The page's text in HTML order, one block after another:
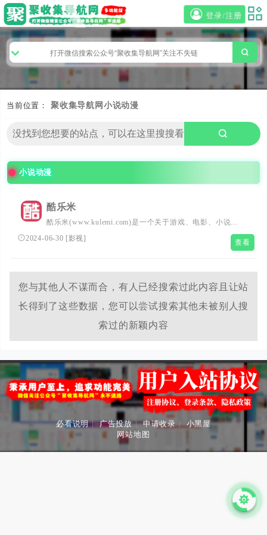
登录/注册
当前位置： 聚收集导航网 小说动漫
小说动漫
酷乐米
酷乐米(www.kulemi.com)是一个关于游戏、电影、小说、
动漫、明星娱乐的兴趣社交平台，为用户提供高质量的服
务，来酷乐米，寻找你的兴趣，结交志同道合的朋友。酷乐
2024-06-30 [影视] 查看
您与其他人不谋而合，有人已经搜索过此内容且让站
长得到了这些数据，您可以尝试搜索其他未被别人搜
索过的新颖内容
必看说明 | 广告投放 | 申请收录 | 小黑屋
网站地图